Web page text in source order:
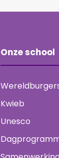
Onze school
Kwieb
Unesco